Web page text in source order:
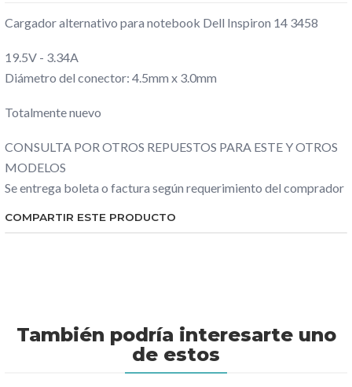
Cargador alternativo para notebook Dell Inspiron 14 3458
19.5V - 3.34A
Diámetro del conector: 4.5mm x 3.0mm
Totalmente nuevo
CONSULTA POR OTROS REPUESTOS PARA ESTE Y OTROS
MODELOS
Se entrega boleta o factura según requerimiento del comprador
COMPARTIR ESTE PRODUCTO
También podría interesarte uno
de estos